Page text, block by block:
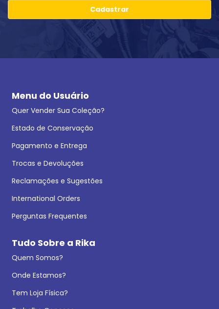
Cadastrar
Menu do Usuário
Quer Vender Sua Coleção?
Estado de Conservação
Pagamento e Entrega
Trocas e Devoluções
Reclamações e Sugestões
International Orders
Perguntas Frequentes
Tudo Sobre a Rika
Quem Somos?
Onde Estamos?
Tem Loja Física?